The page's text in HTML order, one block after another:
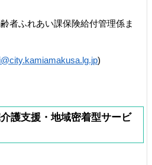
ふれあい課保険給付管理係ま
)
護支援・地域密着型サービ